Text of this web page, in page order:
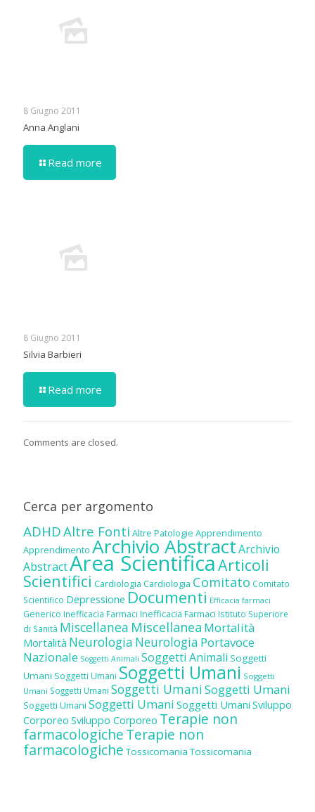
8 Giugno 2011
Anna Anglani
Read more
8 Giugno 2011
Silvia Barbieri
Read more
Comments are closed.
Cerca per argomento
ADHDAltre Fonti Altre Patologie Apprendimento
Apprendimento Archivio AbstractArchivio
AbstractArea ScientificaArticoli
Scientifici Cardiologia Cardiologia Comitato Comitato
Scientifico Depressione Documenti Efficacia farmaci
Generico Inefficacia Farmaci Inefficacia Farmaci Istituto Superiore
di Sanità Miscellanea Miscellanea Mortalità
Mortalità Neurologia Neurologia Portavoce
Nazionale Soggetti Animali Soggetti Animali Soggetti
Umani Soggetti Umani Soggetti Umani Soggetti
Umani Soggetti Umani Soggetti UmaniSoggetti Umani
Soggetti Umani Soggetti Umani Soggetti Umani Sviluppo
Corporeo Sviluppo Corporeo Terapie non
farmacologicheTerapie non
farmacologiche Tossicomania Tossicomania